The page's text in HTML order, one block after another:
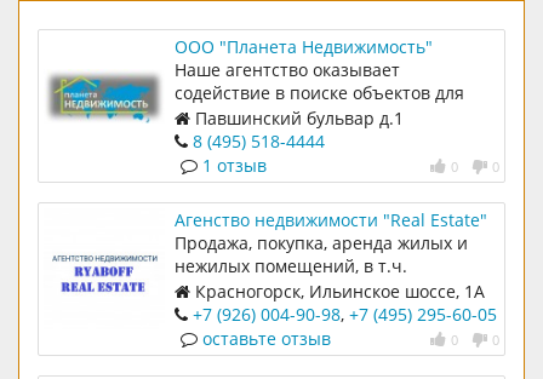
ООО "Планета Недвижимость"
Наше агентство оказывает
содействие в поиске объектов для
покупки или аренды, оформлении
сделок купли-продажи, регистрации
прав собственности. Также мы готовы
помочь продать недвижимость,
разработав и реализовав стратегию
рекламной кампании. Наши
специалисты проверят юридическую
чистоту объекта, оформят
свидетельство о праве собственности
и любые сопутствующие документы,
посодействуют в поиске подрядчиков
Павшинский бульвар д.1
8 (495) 518-4444
0 0
1 отзыв
Агенство недвижимости "Real Estate"
Продажа, покупка, аренда жилых и
нежилых помещений, в т.ч.
загородной недвижимости.
Сопровождение сделок любой
сложности на всех этапах.
Красногорск, Ильинское шоссе, 1А
+7 (926) 004-90-98, +7 (495) 295-60-05
0 0
оставьте отзыв